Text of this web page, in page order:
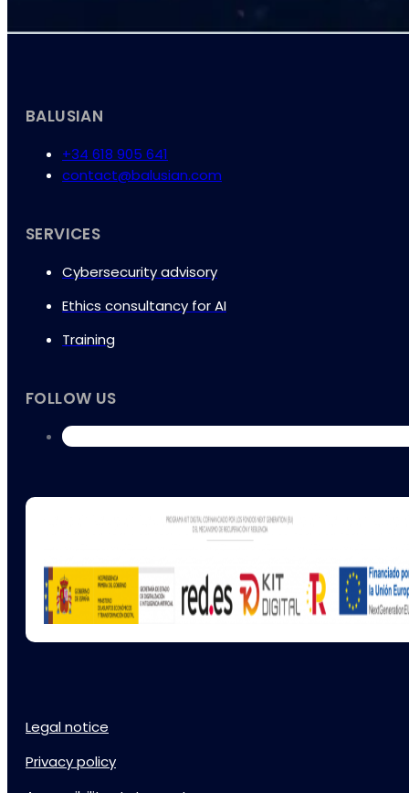
BALUSIAN
+34 618 905 641
contact@balusian.com
SERVICES
Cybersecurity advisory
Ethics consultancy for AI
Training
FOLLOW US
Legal notice
Privacy policy